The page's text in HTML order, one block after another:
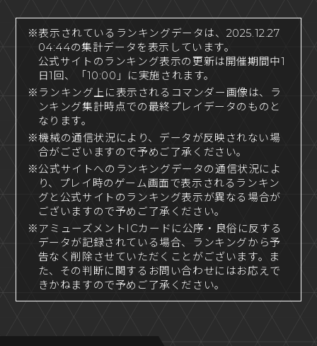
※表示されているランキングデータは、2025.12.27
04:44の集計データを表示しています。
公式サイトのランキング表示の更新は開催期間中1
日1回、「10:00」に実施されます。
※ランキング上に表示されるコマンダー画像は、ラ
ンキング集計時点での最終プレイデータのものと
なります。
※機械の通信状況により、データが反映されない場
合がございますので予めご了承ください。
※公式サイトへのランキングデータの通信状況によ
り、プレイ時のゲーム画面で表示されるランキン
グと公式サイトのランキング表示が異なる場合が
ございますので予めご了承ください。
※アミューズメントICカードに公序・良俗に反する
データが記録されている場合、ランキングから予
告なく削除させていただくことがございます。ま
た、その判断に関するお問い合わせにはお応えで
きかねますので予めご了承ください。